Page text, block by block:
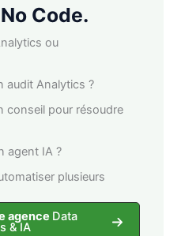
Code.
ou
audit Analytics ?
conseil pour résoudre
agent IA ?
plusieurs
agence Data
& IA